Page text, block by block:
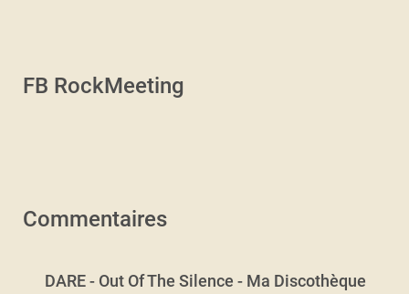
FB RockMeeting
Commentaires
DARE - Out Of The Silence - Ma Discothèque